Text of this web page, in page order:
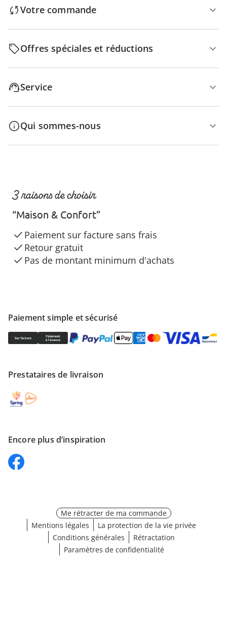
Votre commande
Offres spéciales et réductions
Service
Qui sommes-nous
Paiement simple et sécurisé
Prestataires de livraison
Encore plus d’inspiration
3 raisons de choisir
“Maison & Confort”
Paiement sur facture sans frais
Retour gratuit
Pas de montant minimum d'achats
Me rétracter de ma commande
Mentions légales
La protection de la vie privée
Conditions générales
Rétractation
Paramètres de confidentialité